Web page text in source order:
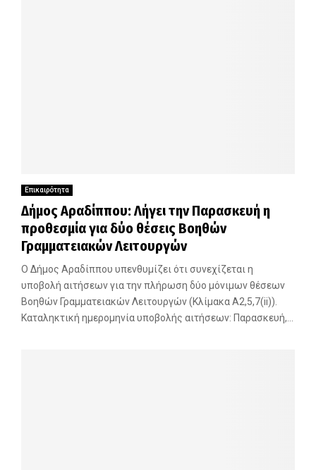
Επικαιρότητα
Δήμος Αραδίππου: Λήγει την Παρασκευή η
προθεσμία για δύο θέσεις Βοηθών
Γραμματειακών Λειτουργών
Ο Δήμος Αραδίππου υπενθυμίζει ότι συνεχίζεται η
υποβολή αιτήσεων για την πλήρωση δύο μόνιμων θέσεων
Βοηθών Γραμματειακών Λειτουργών (Κλίμακα Α2,5,7(ii)).
Καταληκτική ημερομηνία υποβολής αιτήσεων: Παρασκευή,...